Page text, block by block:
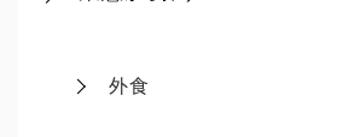
外食